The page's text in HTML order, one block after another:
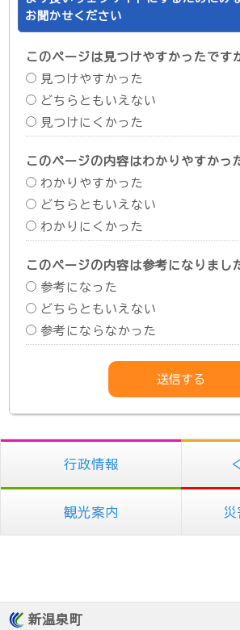
お聞かせください
このページは見つけやすかったです
見つけやすかった
どちらともいえない
見つけにくかった
このページの内容はわかりやすかっ
わかりやすかった
どちらともいえない
わかりにくかった
このページの内容は参考になりまし
参考になった
どちらともいえない
参考にならなかった
行政情報
観光案内
新温泉町